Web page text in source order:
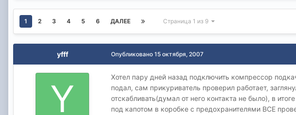
1 2 3 4 5 6 ДАЛЕЕ Страница 1 из 9
yfff Опубликовано 15 октября, 2007
Хотел пару дней назад подключить компрессор
подал, сам прикуриватель проверил работает,
отскабливать(думал от него контакта не было), в
под капотом в коробке с предохранителями ВСЕ